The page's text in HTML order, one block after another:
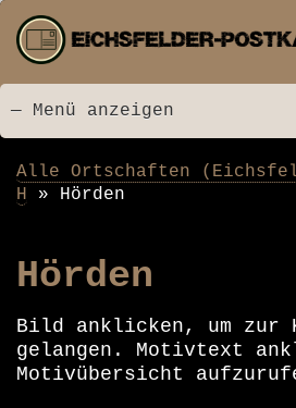
zum
Inhalt
Menü
— Menü anzeigen
Startseite
Neu hinzugefügt
Postkarten
Bildarchiv
Videos
Suche
Kontakt
Links
Spende
Pfadnavigation
Alle Ortschaften
H
Hörden
Hörden
Bild anklicken, um zur
gelangen. Motivtext
Motivübersicht